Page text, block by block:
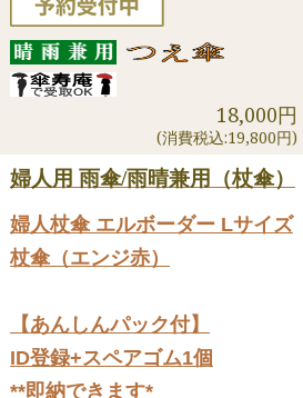
18,000円
(消費税込:19,800円)
婦人用 雨傘/雨晴兼用（杖傘）
婦人杖傘 エルボーダー Lサイズ
杖傘（エンジ赤）
【あんしんパック付】
ID登録+スペアゴム1個
**即納できます*